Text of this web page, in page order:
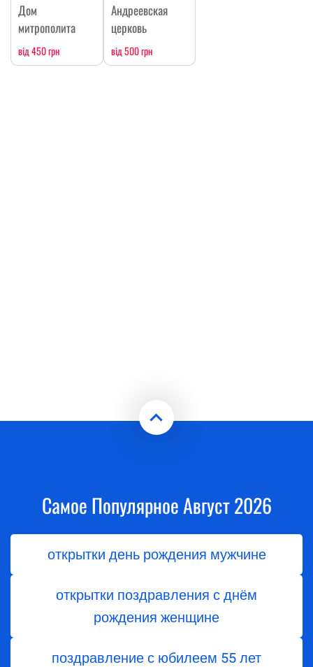
Дом
митрополита
від 450 грн
Андреевская
церковь
від 500 грн
Самое Популярное Август 2026
открытки день рождения мужчине
открытки поздравления с днём
рождения женщине
поздравление с юбилеем 55 лет